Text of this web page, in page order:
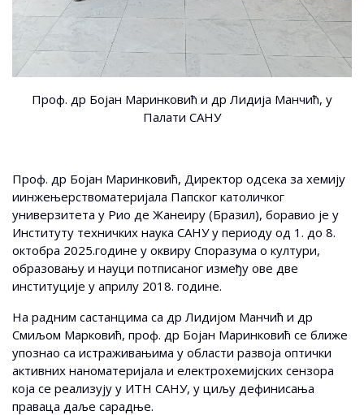
Проф. др Бојан Маринковић и др Лидија Манчић, у
Палати САНУ
Проф. др Бојан Маринковић, Директор одсека за хемију
иинжењерствоматеријала Папског католичког
универзитета у Рио де Жанеиру (Бразил), боравио је у
Институту техничких наука САНУ у периоду од 1. до 8.
октобра 2025.године у оквиру Споразума о култури,
образовању и науци потписаног између ове две
институције у априлу 2018. године.
На радним састанцима са др Лидијом Манчић и др
Смиљом Марковић, проф. др Бојан Маринковић се ближе
упознао са истраживањима у области развоја оптички
активних наноматеријала и електрохемијских сензора
која се реализују у ИТН САНУ, у циљу дефинисања
праваца даље сарадње.